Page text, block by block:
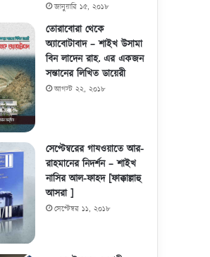
জানুয়ারি ১৫, ২০১৮
তোরাবোরা থেকে
অ্যাবোটাবাদ – শাইখ উসামা
বিন লাদেন রাহ. এর একজন
সন্তানের লিখিত ডায়েরী
আগস্ট ২২, ২০১৮
সেপ্টেম্বরের গাযওয়াতে আর-
রাহমানের নিদর্শন – শাইখ
নাসির আল-ফাহদ [ফাক্কাল্লাহু
আসরা ]
সেপ্টেম্বর ১১, ২০১৮